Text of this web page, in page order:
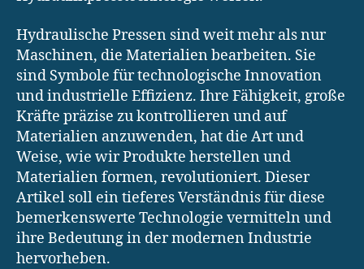
Hydraulische Pressen sind weit mehr als nur
Maschinen, die Materialien bearbeiten. Sie
sind Symbole für technologische Innovation
und industrielle Effizienz. Ihre Fähigkeit, große
Kräfte präzise zu kontrollieren und auf
Materialien anzuwenden, hat die Art und
Weise, wie wir Produkte herstellen und
Materialien formen, revolutioniert. Dieser
Artikel soll ein tieferes Verständnis für diese
bemerkenswerte Technologie vermitteln und
ihre Bedeutung in der modernen Industrie
hervorheben.